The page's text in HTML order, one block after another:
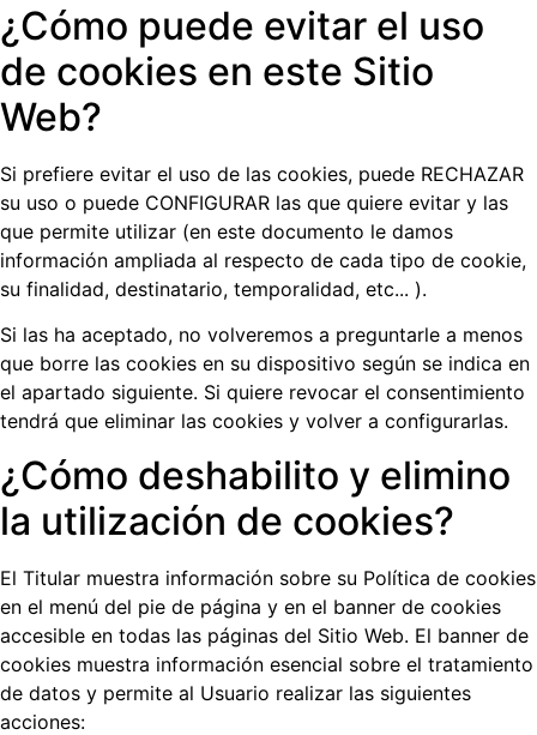
¿Cómo puede evitar el uso
de cookies en este Sitio
Web?
Si prefiere evitar el uso de las cookies, puede RECHAZAR
su uso o puede CONFIGURAR las que quiere evitar y las
que permite utilizar (en este documento le damos
información ampliada al respecto de cada tipo de cookie,
su finalidad, destinatario, temporalidad, etc... ).
Si las ha aceptado, no volveremos a preguntarle a menos
que borre las cookies en su dispositivo según se indica en
el apartado siguiente. Si quiere revocar el consentimiento
tendrá que eliminar las cookies y volver a configurarlas.
¿Cómo deshabilito y elimino
la utilización de cookies?
El Titular muestra información sobre su Política de cookies
en el menú del pie de página y en el banner de cookies
accesible en todas las páginas del Sitio Web. El banner de
cookies muestra información esencial sobre el tratamiento
de datos y permite al Usuario realizar las siguientes
acciones: